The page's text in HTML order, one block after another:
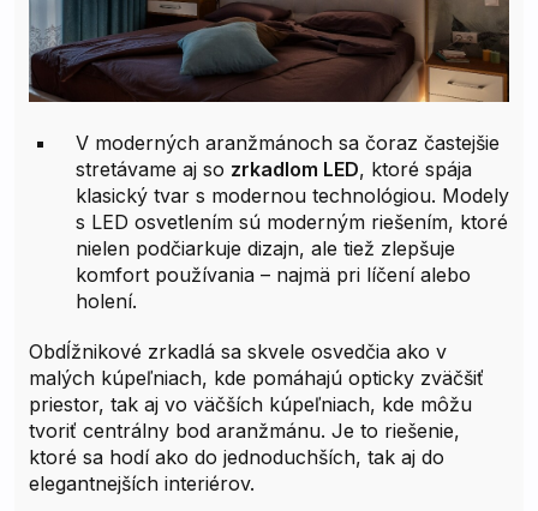
V moderných aranžmánoch sa čoraz častejšie
stretávame aj so zrkadlom LED, ktoré spája
klasický tvar s modernou technológiou. Modely
s LED osvetlením sú moderným riešením, ktoré
nielen podčiarkuje dizajn, ale tiež zlepšuje
komfort používania – najmä pri líčení alebo
holení.
Obdĺžnikové zrkadlá sa skvele osvedčia ako v
malých kúpeľniach, kde pomáhajú opticky zväčšiť
priestor, tak aj vo väčších kúpeľniach, kde môžu
tvoriť centrálny bod aranžmánu. Je to riešenie,
ktoré sa hodí ako do jednoduchších, tak aj do
elegantnejších interiérov.